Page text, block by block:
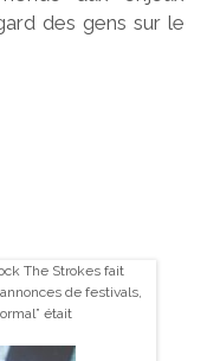
des gens sur le
The Strokes fait
de festivals,
était